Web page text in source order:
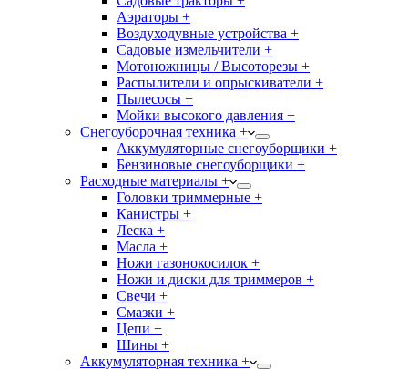
Аэраторы +
Воздуходувные устройства +
Садовые измельчители +
Мотоножницы / Высоторезы +
Распылители и опрыскиватели +
Пылесосы +
Мойки высокого давления +
Снегоуборочная техника +
Аккумуляторные снегоуборщики +
Бензиновые снегоуборщики +
Расходные материалы +
Головки триммерные +
Канистры +
Леска +
Масла +
Ножи газонокосилок +
Ножи и диски для триммеров +
Свечи +
Смазки +
Цепи +
Шины +
Аккумуляторная техника +